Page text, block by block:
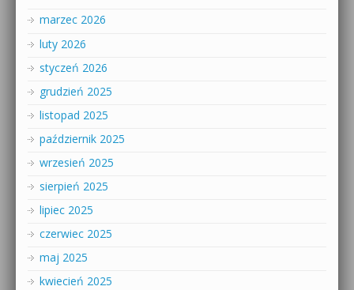
marzec 2026
luty 2026
styczeń 2026
grudzień 2025
listopad 2025
październik 2025
wrzesień 2025
sierpień 2025
lipiec 2025
czerwiec 2025
maj 2025
kwiecień 2025